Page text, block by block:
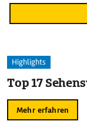
Highlights
Top 17
Mehr erfahren